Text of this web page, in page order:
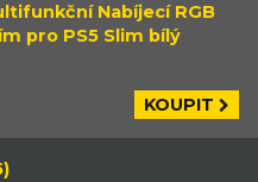
Nabíjecí RGB
pro PS5 Slim bílý
KOUPIT